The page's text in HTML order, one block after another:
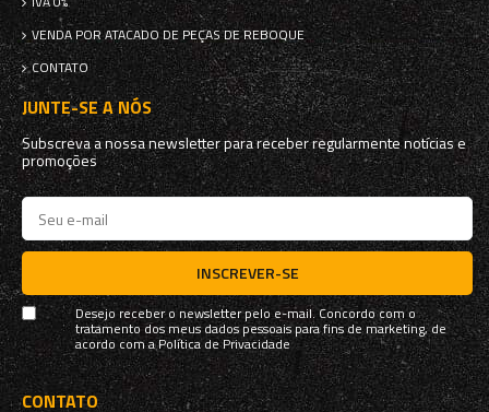
VENDA POR ATACADO DE PEÇAS DE REBOQUE
CONTATO
JUNTE-SE A NÓS
Subscreva a nossa newsletter para receber regularmente notícias e
promoções
INSCREVER-SE
Desejo receber o newsletter pelo e-mail. Concordo com o
tratamento dos meus dados pessoais para fins de marketing, de
acordo com aPolítica de Privacidade
CONTATO